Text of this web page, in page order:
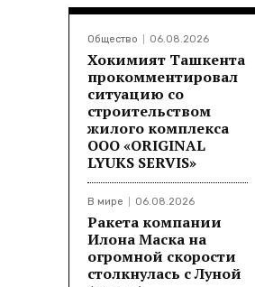
Общество 06.08.2026
Хокимият Ташкента
прокомментировал
ситуацию со
строительством
жилого комплекса
ООО «ORIGINAL
LYUKS SERVIS»
В мире 06.08.2026
Ракета компании
Илона Маска на
огромной скорости
столкнулась с Луной